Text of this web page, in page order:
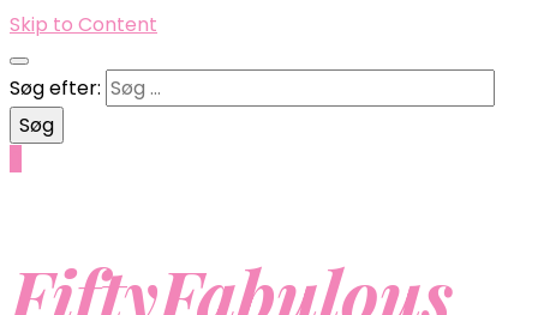
Skip to Content
Søg efter:
FiftyFabulous